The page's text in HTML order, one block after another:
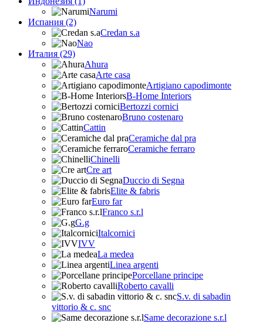
Narumi
Испания (2)
Credan s.a
Nao
Италия (29)
Ahura
Arte casa
Artigiano capodimonte
B-Home Interiors
Bertozzi cornici
Bruno costenaro
Cattin
Ceramiche dal pra
Ceramiche ferraro
Chinelli
Cre art
Duccio di Segna
Elite & fabris
Euro far
Franco s.r.l
G.g
Italcornici
IVV
La medea
Linea argenti
Porcellane principe
Roberto cavalli
S.v. di sabadin
vittorio & c. snc
Same decorazione s.r.l